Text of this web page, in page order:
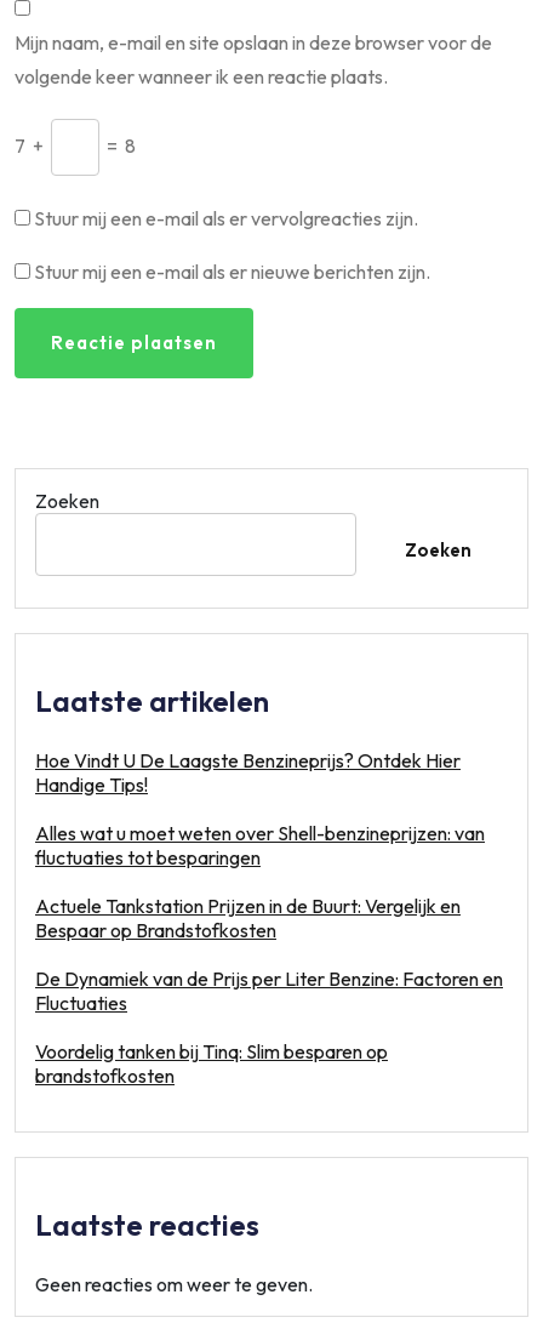
Mijn naam, e-mail en site opslaan in deze browser voor de
volgende keer wanneer ik een reactie plaats.
7 + = 8
Stuur mij een e-mail als er vervolgreacties zijn.
Stuur mij een e-mail als er nieuwe berichten zijn.
Zoeken
Zoeken
Laatste artikelen
Hoe Vindt U De Laagste Benzineprijs? Ontdek Hier
Handige Tips!
Alles wat u moet weten over Shell-benzineprijzen: van
fluctuaties tot besparingen
Actuele Tankstation Prijzen in de Buurt: Vergelijk en
Bespaar op Brandstofkosten
De Dynamiek van de Prijs per Liter Benzine: Factoren en
Fluctuaties
Voordelig tanken bij Tinq: Slim besparen op
brandstofkosten
Laatste reacties
Geen reacties om weer te geven.